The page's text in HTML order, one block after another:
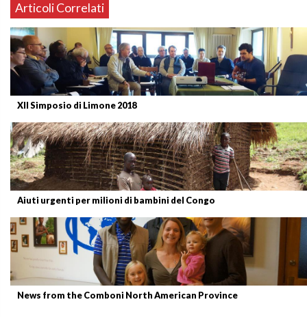
Articoli Correlati
XII Simposio di Limone 2018
Aiuti urgenti per milioni di bambini del Congo
News from the Comboni North American Province